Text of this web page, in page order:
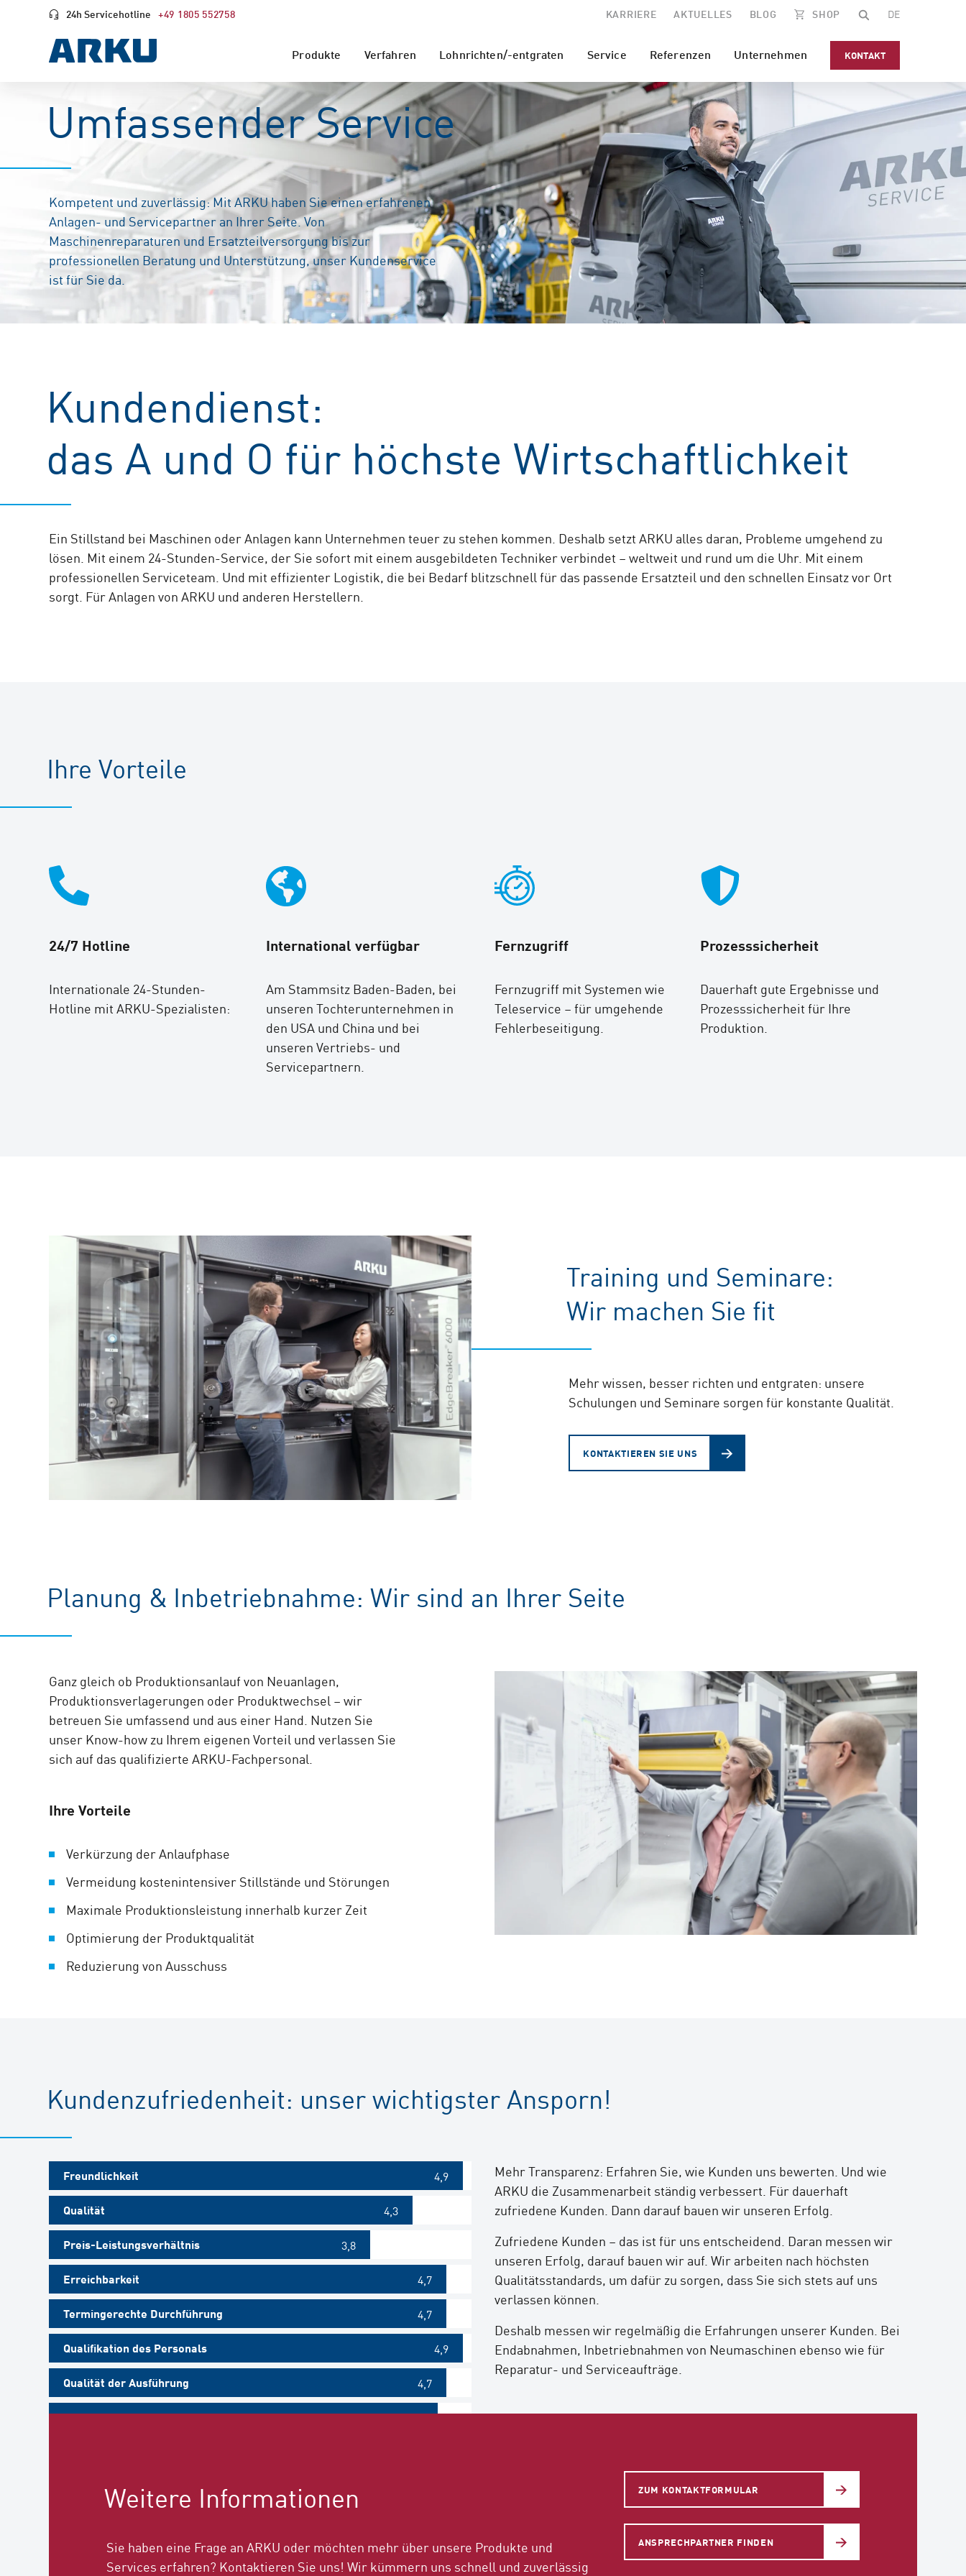
24h Servicehotline +49 1805 552758 KARRIERE AKTUELLES BLOG SHOP DE
Produkte Verfahren Lohnrichten/-entgraten Service Referenzen Unternehmen KONTAKT
Umfassender Service
Kompetent und zuverlässig: Mit ARKU haben Sie einen erfahrenen
Anlagen- und Servicepartner an Ihrer Seite. Von
Maschinenreparaturen und Ersatzteilversorgung bis zur
professionellen Beratung und Unterstützung, unser Kundenservice
ist für Sie da.
Kundendienst:
das A und O für höchste Wirtschaftlichkeit
Ein Stillstand bei Maschinen oder Anlagen kann Unternehmen teuer zu stehen kommen. Deshalb setzt ARKU alles daran, Probleme umgehend zu
lösen. Mit einem 24-Stunden-Service, der Sie sofort mit einem ausgebildeten Techniker verbindet – weltweit und rund um die Uhr. Mit einem
professionellen Serviceteam. Und mit effizienter Logistik, die bei Bedarf blitzschnell für das passende Ersatzteil und den schnellen Einsatz vor Ort
sorgt. Für Anlagen von ARKU und anderen Herstellern.
Ihre Vorteile
24/7 Hotline
Internationale 24-Stunden-
Hotline mit ARKU-Spezialisten:
International verfügbar
Am Stammsitz Baden-Baden, bei
unseren Tochterunternehmen in
den USA und China und bei
unseren Vertriebs- und
Servicepartnern.
Fernzugriff
Fernzugriff mit Systemen wie
Teleservice – für umgehende
Fehlerbeseitigung.
Prozesssicherheit
Dauerhaft gute Ergebnisse und
Prozesssicherheit für Ihre
Produktion.
Training und Seminare:
Wir machen Sie fit
Mehr wissen, besser richten und entgraten: unsere
Schulungen und Seminare sorgen für konstante Qualität.
KONTAKTIEREN SIE UNS
Planung & Inbetriebnahme: Wir sind an Ihrer Seite
Ganz gleich ob Produktionsanlauf von Neuanlagen,
Produktionsverlagerungen oder Produktwechsel – wir
betreuen Sie umfassend und aus einer Hand. Nutzen Sie
unser Know-how zu Ihrem eigenen Vorteil und verlassen Sie
sich auf das qualifizierte ARKU-Fachpersonal.
Ihre Vorteile
Verkürzung der Anlaufphase
Vermeidung kostenintensiver Stillstände und Störungen
Maximale Produktionsleistung innerhalb kurzer Zeit
Optimierung der Produktqualität
Reduzierung von Ausschuss
Kundenzufriedenheit: unser wichtigster Ansporn!
Freundlichkeit 4,9
Qualität 4,3
Preis-Leistungsverhältnis 3,8
Erreichbarkeit 4,7
Termingerechte Durchführung 4,7
Qualifikation des Personals 4,9
Qualität der Ausführung 4,7
Einsatzvorbereitung 4,6
Mehr Transparenz: Erfahren Sie, wie Kunden uns bewerten. Und wie
ARKU die Zusammenarbeit ständig verbessert. Für dauerhaft
zufriedene Kunden. Dann darauf bauen wir unseren Erfolg.
Zufriedene Kunden – das ist für uns entscheidend. Daran messen wir
unseren Erfolg, darauf bauen wir auf. Wir arbeiten nach höchsten
Qualitätsstandards, um dafür zu sorgen, dass Sie sich stets auf uns
verlassen können.
Deshalb messen wir regelmäßig die Erfahrungen unserer Kunden. Bei
Endabnahmen, Inbetriebnahmen von Neumaschinen ebenso wie für
Reparatur- und Serviceaufträge.
Weitere Informationen
Sie haben eine Frage an ARKU oder möchten mehr über unsere Produkte und
Services erfahren? Kontaktieren Sie uns! Wir kümmern uns schnell und zuverlässig
ZUM KONTAKTFORMULAR
ANSPRECHPARTNER FINDEN